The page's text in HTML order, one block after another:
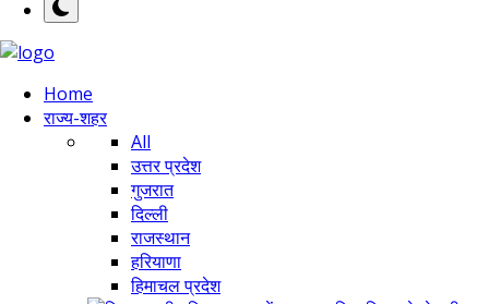
Home
राज्य-शहर
All
उत्तर प्रदेश
गुजरात
दिल्ली
राजस्थान
हरियाणा
हिमाचल प्रदेश